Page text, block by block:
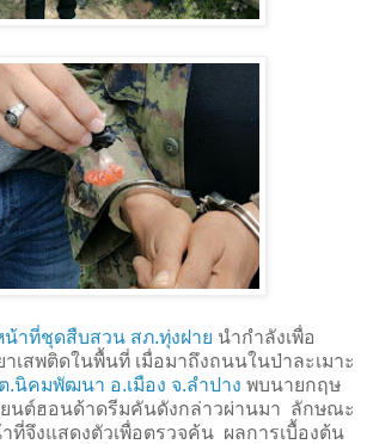
น้าที่ชุดสืบสวน สภ.ทุ่งฝาย นำกำลังเพื่อ
เสพติดในพื้นที่ เมื่อมาถึงถนนในป่าละเมาะ
ต.นิคมพัฒนา อ.เมือง จ.ลำปาง พบนายกฤษ
นต์ฮอนด้าดรีมคันดังกล่าวผ่านมา ลักษณะ
ที่จึงแสดงตัวเพื่อตรวจค้น ผลการเบื้องต้น